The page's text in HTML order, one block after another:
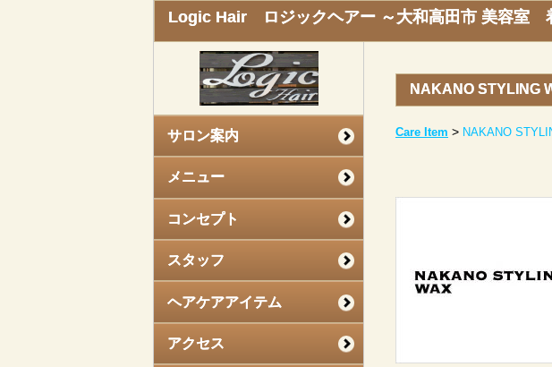
Logic Hair ロジックヘアー ～大和高田市 美容室
サロン案内
メニュー
コンセプト
スタッフ
ヘアケアアイテム
アクセス
NAKANO STYLING
Care Item > NAKANO